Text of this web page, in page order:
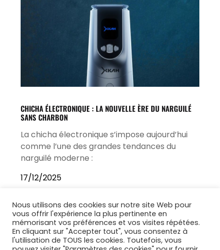
CHICHA ÉLECTRONIQUE : LA NOUVELLE ÈRE DU NARGUILÉ
SANS CHARBON
La chicha électronique s’impose aujourd’hui
comme l’une des grandes tendances du
narguilé moderne :
17/12/2025
Nous utilisons des cookies sur notre site Web pour
vous offrir l'expérience la plus pertinente en
mémorisant vos préférences et vos visites répétées.
En cliquant sur "Accepter tout", vous consentez à
l'utilisation de TOUS les cookies. Toutefois, vous